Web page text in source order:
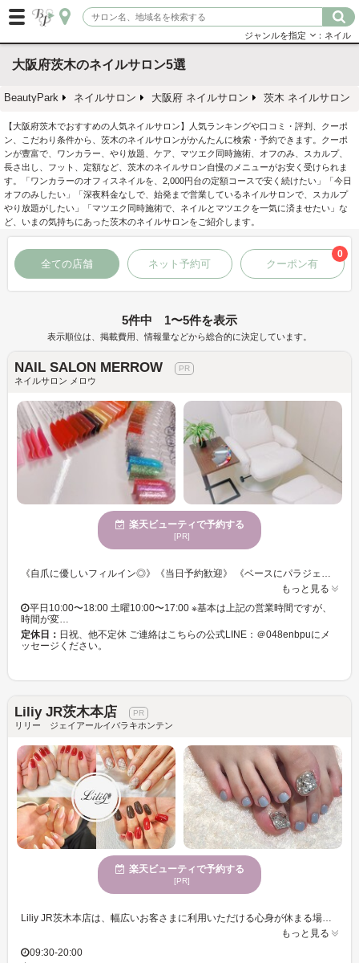
ジャンルを指定 ：ネイル
大阪府茨木のネイルサロン5選
BeautyPark ネイルサロン 大阪府 ネイルサロン 茨木 ネイルサロン
【大阪府茨木でおすすめの人気ネイルサロン】人気ランキングや口コミ・評判、クーポ
ン、こだわり条件から、茨木のネイルサロンがかんたんに検索・予約できます。クーポ
ンが豊富で、ワンカラー、やり放題、ケア、マツエク同時施術、オフのみ、スカルプ、
長さ出し、フット、定額など、茨木のネイルサロン自慢のメニューがお安く受けられま
す。「ワンカラーのオフィスネイルを、2,000円台の定額コースで安く続けたい」「今日
オフのみしたい」「深夜料金なしで、始発まで営業しているネイルサロンで、スカルプ
やり放題がしたい」「マツエク同時施術で、ネイルとマツエクを一気に済ませたい」な
ど、いまの気持ちにあった茨木のネイルサロンをご紹介します。
全ての店舗 ネット予約可 クーポン有
0
5件中 1〜5件を表示
表示順位は、掲載費用、情報量などから総合的に決定しています。
NAIL SALON MERROW
ネイルサロン メロウ
楽天ビューティで予約する
[PR]
《自爪に優しいフィルイン◎》《当日予約歓迎》 《ベースにパラジェルを使用》 お爪に優しいベースジェル、パラジェルでフィルイン施術させていただくため、 お爪の負担を少なくしてネイルを楽しんでいただけます♪ 爪の状態をみて、日々のケアやお爪の健康もサポートし、 いつまでも綺麗な手元足元になるようアドバイスさせていただきます！ 忙しい日々を忘れてゆったりまったりネイル体験をしませんか？
もっと見る
平日10:00〜18:00 土曜10:00〜17:00 ※基本は上記の営業時間ですが、
時間が変…
定休日： 日祝、他不定休 ご連絡はこちらの公式LINE：＠048enbpuにメ
ッセージください。
Liliy JR茨木本店
リリー ジェイアールイバラキホンテン
楽天ビューティで予約する
[PR]
Liliy JR茨木本店は、幅広いお客さまに利用いただける心身が休まる場所です。当店では、豊富なデザイン提案を行い、お客様一人一人の個性を引き出すことを目指しています。静かで穏やかな時間を過ごすことができる環境で、年齢を問わず様々な方に喜んでいただけるサービスを提供しています。プライベートサロンならではの個室完備で、周りを気にせず自由に過ごせる空間を提供。特に、デザインの幅広さには自信を持っており、トレンドを押さえつつ個性を大切にしたスタイルを実現いたします。日常の喧騒を忘れ、リフレッシュしながら理想のネイルを叶える場として、皆様のご来店を心よりお待ちしております。
もっと見る
09:30-20:00